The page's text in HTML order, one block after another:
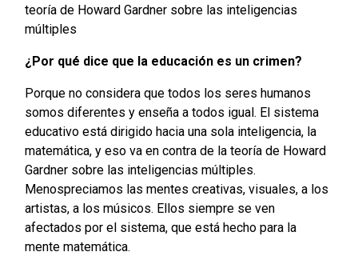
teoría de Howard Gardner sobre las inteligencias
múltiples
¿Por qué dice que la educación es un crimen?
Porque no considera que todos los seres humanos
somos diferentes y enseña a todos igual. El sistema
educativo está dirigido hacia una sola inteligencia, la
matemática, y eso va en contra de la teoría de Howard
Gardner sobre las inteligencias múltiples.
Menospreciamos las mentes creativas, visuales, a los
artistas, a los músicos. Ellos siempre se ven
afectados por el sistema, que está hecho para la
mente matemática.